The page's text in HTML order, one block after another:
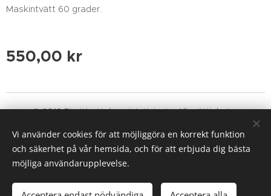
Maskintvätt 60 grader.
550,00 kr
Lägg i kundvagnen
© 2019 Birgitte Holmqvist, Knivsta. Alla rättigheter
Cookies
Vi använder cookies för att möjliggöra en korrekt funktion
och säkerhet på vår hemsida, och för att erbjuda dig bästa
möjliga användarupplevelse.